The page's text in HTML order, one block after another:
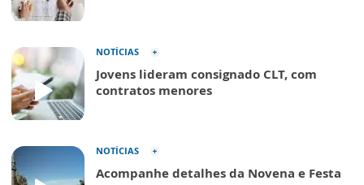
NOTÍCIAS
Jovens lideram consignado CLT, com
contratos menores
NOTÍCIAS
Acompanhe detalhes da Novena e Festa